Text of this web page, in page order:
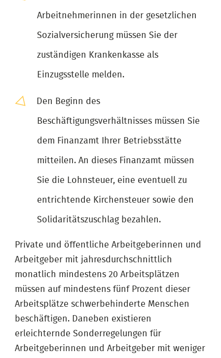
Arbeitnehmerinnen in der gesetzlichen
Sozialversicherung müssen Sie der
zuständigen Krankenkasse als
Einzugsstelle melden.
Den Beginn des
Beschäftigungsverhältnisses müssen Sie
dem Finanzamt Ihrer Betriebsstätte
mitteilen. An dieses Finanzamt müssen
Sie die Lohnsteuer, eine eventuell zu
entrichtende Kirchensteuer sowie den
Solidaritätszuschlag bezahlen.
Private und öffentliche Arbeitgeberinnen und
Arbeitgeber mit jahresdurchschnittlich
monatlich mindestens 20 Arbeitsplätzen
müssen auf mindestens fünf Prozent dieser
Arbeitsplätze schwerbehinderte Menschen
beschäftigen. Daneben existieren
erleichternde Sonderregelungen für
Arbeitgeberinnen und Arbeitgeber mit weniger